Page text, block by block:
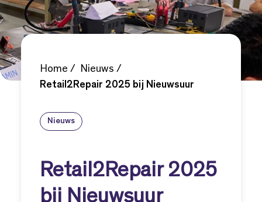
Home
Nieuws
Retail2Repair 2025 bij Nieuwsuur
Nieuws
Retail2Repair 2025